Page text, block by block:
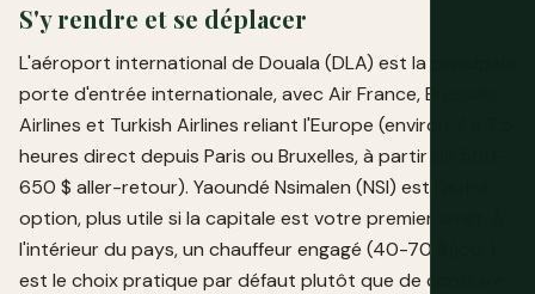
S'y rendre et se déplacer
L'aéroport international de Douala (DLA) est la principale
porte d'entrée internationale, avec Air France, Brussels
Airlines et Turkish Airlines reliant l'Europe (environ 7 à 7,5
heures direct depuis Paris ou Bruxelles, à partir de 550-
650 $ aller-retour). Yaoundé Nsimalen (NSI) est l'autre
option, plus utile si la capitale est votre premier arrêt. À
l'intérieur du pays, un chauffeur engagé (40-70 $/jour)
est le choix pratique par défaut plutôt que de conduire